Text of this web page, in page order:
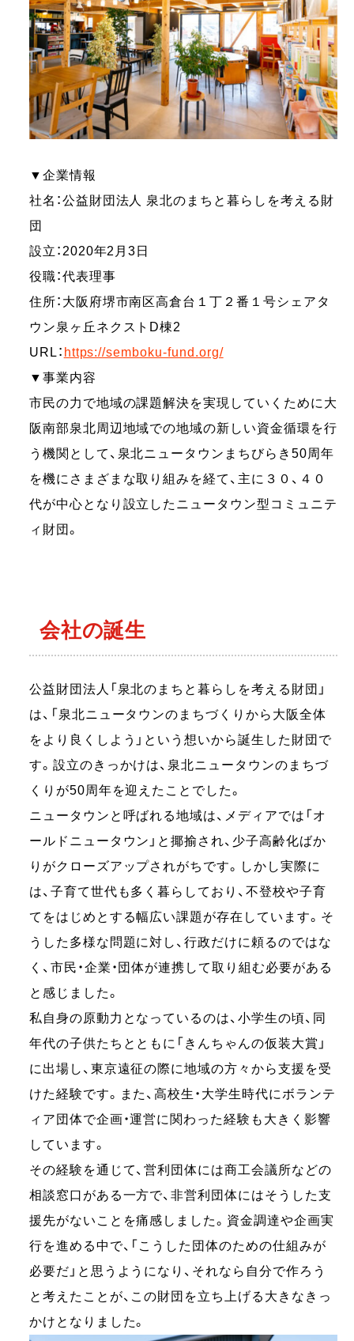
▼企業情報
社名：公益財団法人 泉北のまちと暮らしを考える財
団
設立：2020年2月3日
役職：代表理事
住所：大阪府堺市南区高倉台１丁２番１号シェアタ
ウン泉ヶ丘ネクストD棟2
URL： https://semboku-fund.org/
▼事業内容
市民の力で地域の課題解決を実現していくために大
阪南部泉北周辺地域での地域の新しい資金循環を行
う機関として、泉北ニュータウンまちびらき50周年
を機にさまざまな取り組みを経て、主に３０、４０
代が中心となり設立したニュータウン型コミュニテ
ィ財団。
会社の誕生
公益財団法人「泉北のまちと暮らしを考える財団」
は、「泉北ニュータウンのまちづくりから大阪全体
をより良くしよう」という想いから誕生した財団で
す。設立のきっかけは、泉北ニュータウンのまちづ
くりが50周年を迎えたことでした。
ニュータウンと呼ばれる地域は、メディアでは「オ
ールドニュータウン」と揶揄され、少子高齢化ばか
りがクローズアップされがちです。しかし実際に
は、子育て世代も多く暮らしており、不登校や子育
てをはじめとする幅広い課題が存在しています。そ
うした多様な問題に対し、行政だけに頼るのではな
く、市民・企業・団体が連携して取り組む必要がある
と感じました。
私自身の原動力となっているのは、小学生の頃、同
年代の子供たちとともに「きんちゃんの仮装大賞」
に出場し、東京遠征の際に地域の方々から支援を受
けた経験です。また、高校生・大学生時代にボランテ
ィア団体で企画・運営に関わった経験も大きく影響
しています。
その経験を通じて、営利団体には商工会議所などの
相談窓口がある一方で、非営利団体にはそうした支
援先がないことを痛感しました。資金調達や企画実
行を進める中で、「こうした団体のための仕組みが
必要だ」と思うようになり、それなら自分で作ろう
と考えたことが、この財団を立ち上げる大きなきっ
かけとなりました。